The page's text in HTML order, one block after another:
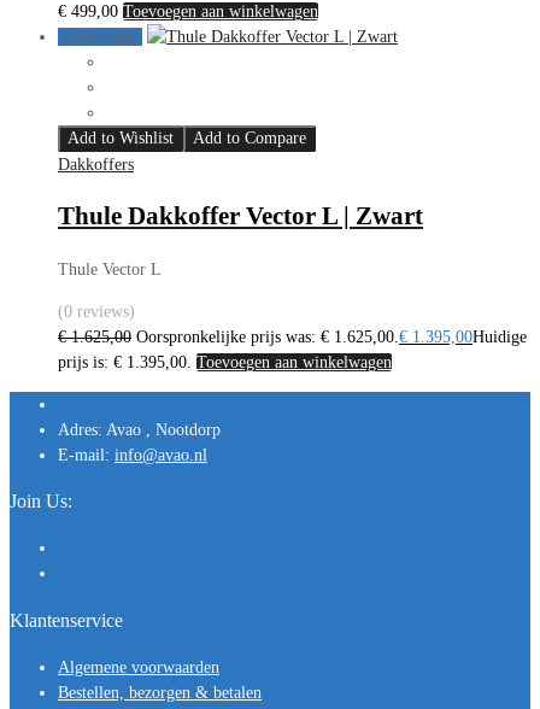
€ 499,00 Toevoegen aan winkelwagen
Aanbieding!
Add to Wishlist
Add to Compare
Dakkoffers
Thule Dakkoffer Vector L | Zwart
Thule Vector L
(0 reviews)
€1.625,00 Oorspronkelijke prijs was: € 1.625,00. € 1.395,00Huidige
prijs is: € 1.395,00. Toevoegen aan winkelwagen
Adres: Avao , Nootdorp
E-mail: info@avao.nl
Join Us:
Klantenservice
Algemene voorwaarden
Bestellen, bezorgen & betalen